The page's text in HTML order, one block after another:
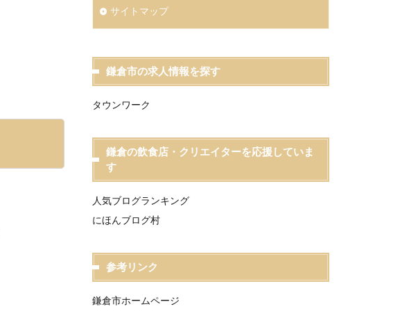
サイトマップ
鎌倉市の求人情報を探す
タウンワーク
鎌倉の飲食店・クリエイターを応援していま
す
人気ブログランキング
にほんブログ村
参考リンク
鎌倉市ホームページ